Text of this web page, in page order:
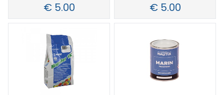
€ 5.00 € 5.00